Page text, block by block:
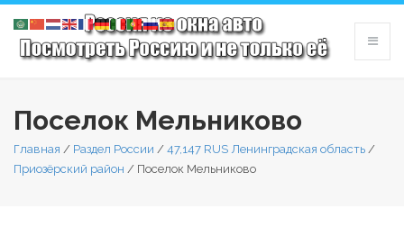
Поселок Мельниково
Главная / Раздел России / 47,147 RUS Ленинградская область /
Приозёрский район / Поселок Мельниково